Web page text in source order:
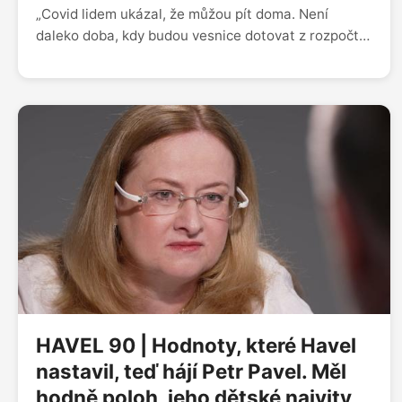
„Covid lidem ukázal, že můžou pít doma. Není
daleko doba, kdy budou vesnice dotovat z rozpočtu
doma. Jsem nepřítel toho, když stát něco řídí, ale
kdykoli nechat prodávat alkohol,“ říká šéfkuchař
Zdeněk Pohlreich v rozhovoru s emeritním sládkem
Plzeňského Prazdroje Václavem Berkou. „Před
patnácti lety tvořila nealkoholická piva jedno
procento naší produkce. Teď jsme na 11 procentech,
jde to nahoru. Dnes už lidé hledají piva, kde je
absolutní nula alkoholu, musíme se tomu
přizpůsobit,“ dodává Berka.
HAVEL 90 | Hodnoty, které Havel
nastavil, teď hájí Petr Pavel. Měl